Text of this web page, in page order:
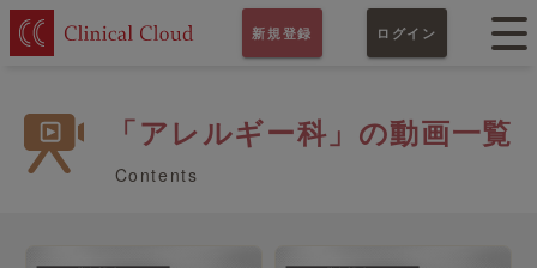
新規登録 ログイン
「アレルギー科」の動画一覧
Contents